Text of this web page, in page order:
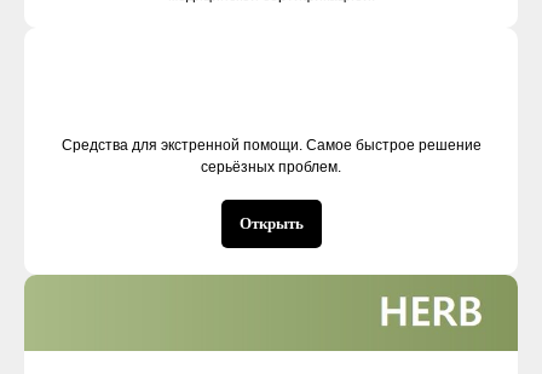
Средства для экстренной помощи. Самое быстрое решение
серьёзных проблем.
Открыть